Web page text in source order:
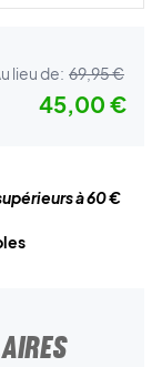
lieu de: 69,95 €
45,00 €
à 60 €